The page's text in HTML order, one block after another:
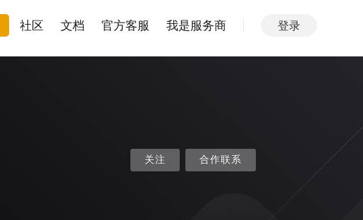
社区 文档 官方客服 我是服务商 登录
关注 合作联系